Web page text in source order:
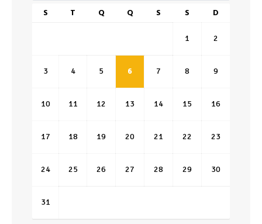
S T Q Q S S D
1 2
3 4 5 6 7 8 9
10 11 12 13 14 15 16
17 18 19 20 21 22 23
24 25 26 27 28 29 30
31